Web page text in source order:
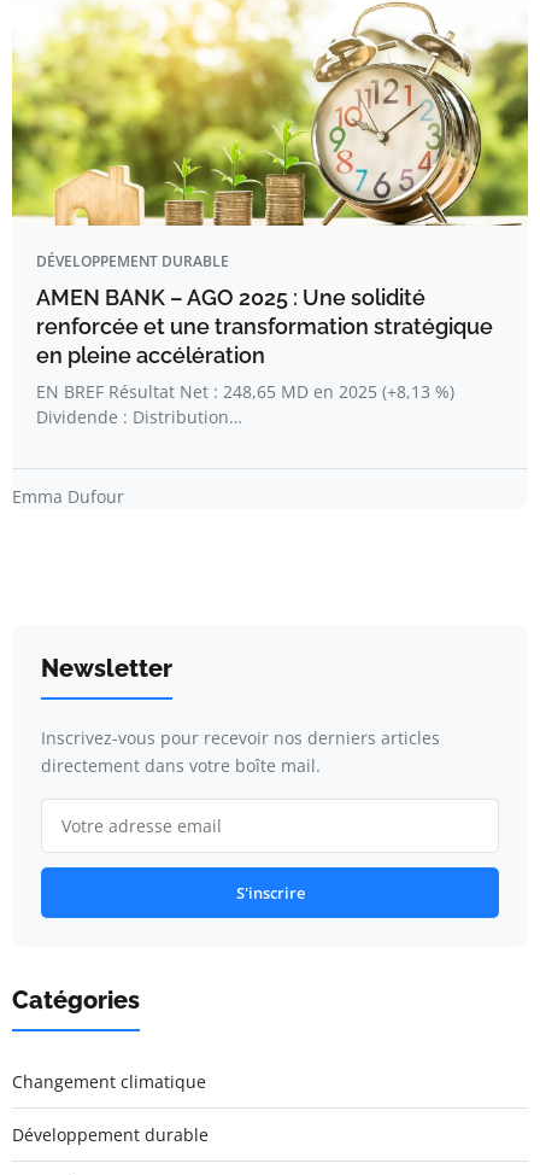
DÉVELOPPEMENT DURABLE
AMEN BANK – AGO 2025 : Une solidité
renforcée et une transformation stratégique
en pleine accélération
EN BREF Résultat Net : 248,65 MD en 2025 (+8,13 %)
Dividende : Distribution…
Emma Dufour
Newsletter
Inscrivez-vous pour recevoir nos derniers articles
directement dans votre boîte mail.
S'inscrire
Catégories
Changement climatique
Développement durable